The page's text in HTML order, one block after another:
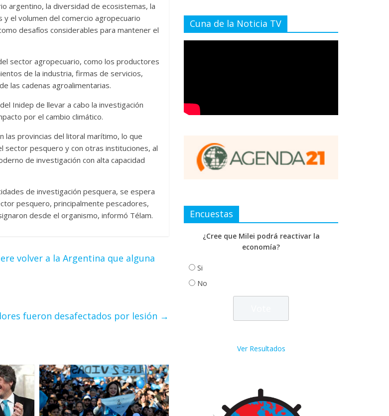
argentino, la diversidad de ecosistemas, la
el volumen del comercio agropecuario
desafíos considerables para mantener el
sector agropecuario, como los productores
de la industria, firmas de servicios,
las cadenas agroalimentarias.
Inidep de llevar a cabo la investigación
por el cambio climático.
las provincias del litoral marítimo, lo que
sector pesquero y con otras instituciones, al
de investigación con alta capacidad
de investigación pesquera, se espera
pesquero, principalmente pescadores,
desde el organismo, informó Télam.
volver a la Argentina que alguna
fueron desafectados por lesión →
Cuna de la Noticia TV
Encuestas
¿Cree que Milei podrá reactivar la
economía?
Si
No
Ver Resultados